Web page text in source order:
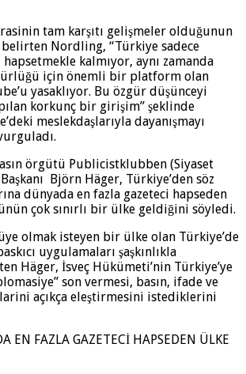
tam karşıtı gelişmeler olduğunun
Nordling, “Türkiye sadece
hapsetmekle kalmıyor, aynı zamanda
için önemli bir platform olan
yasaklıyor. Bu özgür düşünceyi
korkunç bir girişim” şeklinde
meslekdaşlarıyla dayanışmayı
örgütü Publicistklubben (Siyaset
Björn Häger, Türkiye’den söz
dünyada en fazla gazeteci hapseden
çok sınırlı bir ülke geldiğini söyledi.
olmak isteyen bir ülke olan Türkiye’de
uygulamaları şaşkınlıkla
Häger, İsveç Hükümeti’nin Türkiye’ye
son vermesi, basın, ifade ve
açıkça eleştirmesini istediklerini
EN FAZLA GAZETECİ HAPSEDEN ÜLKE